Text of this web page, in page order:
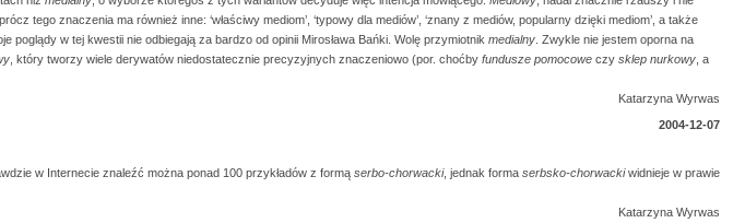
tego znaczenia ma również inne: ‘właściwy mediom’, ‘typowy dla mediów’, ‘znany z mediów, popularny dzięki mediom’, a także
poglądy w tej kwestii nie odbiegają za bardzo od opinii Mirosława Bańki. Wolę przymiotnik medialny . Zwykle nie jestem oporna na
, który tworzy wiele derywatów niedostatecznie precyzyjnych znaczeniowo (por. choćby fundusze pomocowe czy sklep nurkowy , a
Katarzyna Wyrwas
2004-12-07
w Internecie znaleźć można ponad 100 przykładów z formą serbo-chorwacki, jednak forma serbsko-chorwackiwidnieje w prawie
Katarzyna Wyrwas